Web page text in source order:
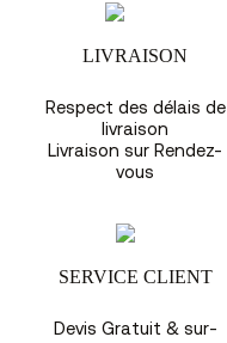
LIVRAISON
Respect des délais de
livraison
Livraison sur Rendez-
vous
SERVICE CLIENT
Devis Gratuit & sur-